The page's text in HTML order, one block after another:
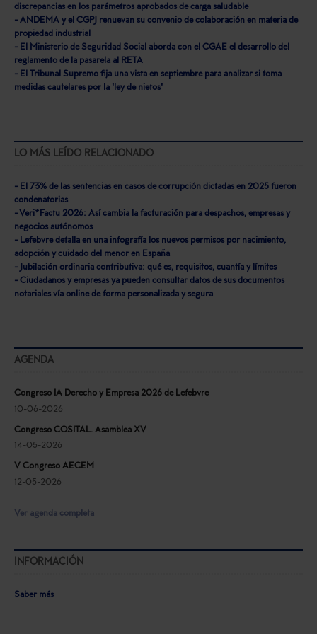
discrepancias en los parámetros aprobados de carga saludable
- ANDEMA y el CGPJ renuevan su convenio de colaboración en materia de
propiedad industrial
- El Ministerio de Seguridad Social aborda con el CGAE el desarrollo del
reglamento de la pasarela al RETA
- El Tribunal Supremo fija una vista en septiembre para analizar si toma
medidas cautelares por la 'ley de nietos'
LO MÁS LEÍDO RELACIONADO
- El 73% de las sentencias en casos de corrupción dictadas en 2025 fueron
condenatorias
- Veri*Factu 2026: Así cambia la facturación para despachos, empresas y
negocios autónomos
- Lefebvre detalla en una infografía los nuevos permisos por nacimiento,
adopción y cuidado del menor en España
- Jubilación ordinaria contributiva: qué es, requisitos, cuantía y límites
- Ciudadanos y empresas ya pueden consultar datos de sus documentos
notariales vía online de forma personalizada y segura
AGENDA
Congreso IA Derecho y Empresa 2026 de Lefebvre
10-06-2026
Congreso COSITAL. Asamblea XV
14-05-2026
V Congreso AECEM
12-05-2026
Ver agenda completa
INFORMACIÓN
Saber más